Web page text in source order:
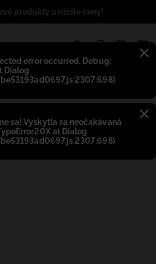
error occurred. Debug:
Dialog
sa! Vyskytla sa neočakávaná
at Dialog
produkty a nižšie ceny!